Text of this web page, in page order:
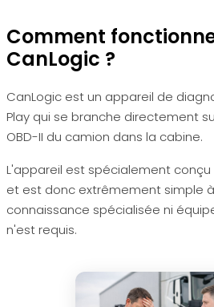
Comment
CanLogic ?
CanLogic est un appareil de
Play qui se branche directement
OBD-II du camion dans la cabine.
L'appareil est spécialement
et est donc extrêmement simple
connaissance spécialisée ni
n'est requis.